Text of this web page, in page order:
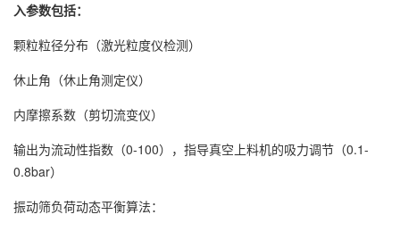
入参数包括：
颗粒粒径分布（激光粒度仪检测）
休止角（休止角测定仪）
内摩擦系数（剪切流变仪）
输出为流动性指数（0-100），指导真空上料机的吸力调节（0.1-
0.8bar）
振动筛负荷动态平衡算法：